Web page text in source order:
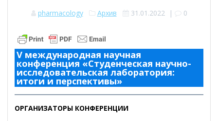
pharmacology Архив 31.01.2022| 0
V международная научная
конференция «Студенческая научно-
исследовательская лаборатория:
итоги и перспективы»
ОРГАНИЗАТОРЫ КОНФЕРЕНЦИИ